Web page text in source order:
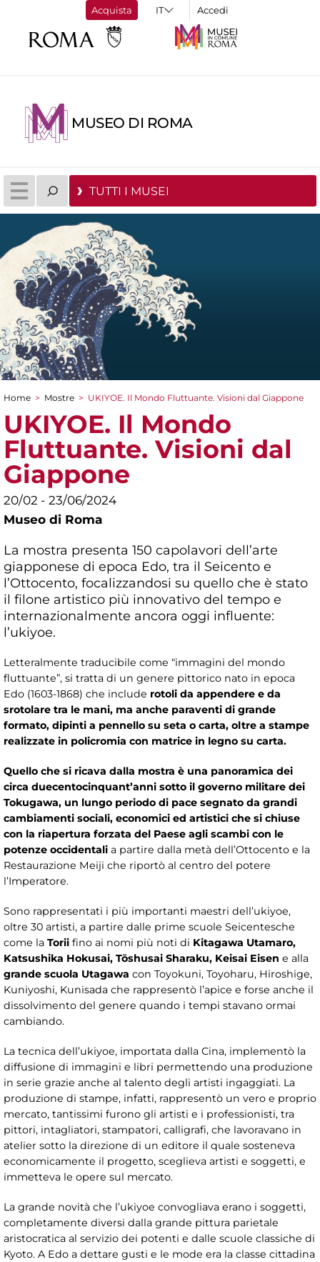
Acquista Accedi
MUSEO DI ROMA
TUTTI I MUSEI
Tu sei qui
Home > Mostre > UKIYOE. Il Mondo Fluttuante. Visioni dal Giappone
UKIYOE. Il Mondo
Fluttuante. Visioni dal
Giappone
20/02 - 23/06/2024
Museo di Roma
La mostra presenta 150 capolavori dell’arte
giapponese di epoca Edo, tra il Seicento e
l’Ottocento, focalizzandosi su quello che è stato
il filone artistico più innovativo del tempo e
internazionalmente ancora oggi influente:
l’ukiyoe.
Letteralmente traducibile come “immagini del mondo
fluttuante”, si tratta di un genere pittorico nato in epoca
Edo (1603-1868) che include rotoli da appendere e da
srotolare tra le mani, ma anche paraventi di grande
formato, dipinti a pennello su seta o carta, oltre a stampe
realizzate in policromia con matrice in legno su carta.
Quello che si ricava dalla mostra è una panoramica dei
circa duecentocinquant’anni sotto il governo militare dei
Tokugawa, un lungo periodo di pace segnato da grandi
cambiamenti sociali, economici ed artistici che si chiuse
con la riapertura forzata del Paese agli scambi con le
potenze occidentali a partire dalla metà dell’Ottocento e la
Restaurazione Meiji che riportò al centro del potere
l’Imperatore.
Sono rappresentati i più importanti maestri dell’ukiyoe,
oltre 30 artisti, a partire dalle prime scuole Seicentesche
come la Torii fino ai nomi più noti di Kitagawa Utamaro,
Katsushika Hokusai, Tōshusai Sharaku, Keisai Eisen e alla
grande scuola Utagawa con Toyokuni, Toyoharu, Hiroshige,
Kuniyoshi, Kunisada che rappresentò l’apice e forse anche il
dissolvimento del genere quando i tempi stavano ormai
cambiando.
La tecnica dell’ukiyoe, importata dalla Cina, implementò la
diffusione di immagini e libri permettendo una produzione
in serie grazie anche al talento degli artisti ingaggiati. La
produzione di stampe, infatti, rappresentò un vero e proprio
mercato, tantissimi furono gli artisti e i professionisti, tra
pittori, intagliatori, stampatori, calligrafi, che lavoravano in
atelier sotto la direzione di un editore il quale sosteneva
economicamente il progetto, sceglieva artisti e soggetti, e
immetteva le opere sul mercato.
La grande novità che l’ukiyoe convogliava erano i soggetti,
completamente diversi dalla grande pittura parietale
aristocratica al servizio dei potenti e dalle scuole classiche di
Kyoto. A Edo a dettare gusti e le mode era la classe cittadina